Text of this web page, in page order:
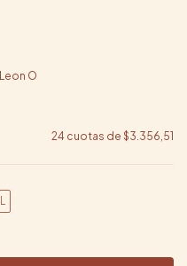
Leon O
24 cuotas de $3.356,51